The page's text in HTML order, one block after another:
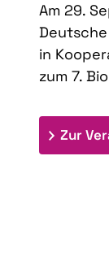
Am 29.
in
zum 7.
Zur